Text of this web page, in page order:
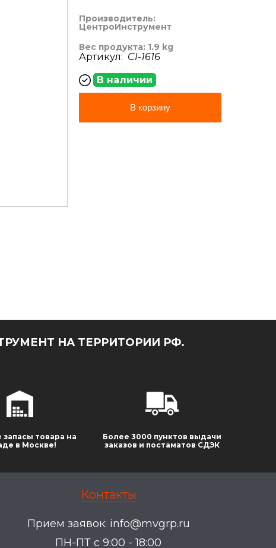
Производитель:
ЦентроИнструмент
Вес продукта: 1.9 kg
Артикул: CI-1616
В наличии
В корзину
НА ТЕРРИТОРИИ РФ.
товара на
в Москве!
Более 3000 пунктов выдачи
заказов и постаматов СДЭК
Контакты
Прием заявок: info@mvgrp.ru
ПН-ПТ с 9:00 - 18:00